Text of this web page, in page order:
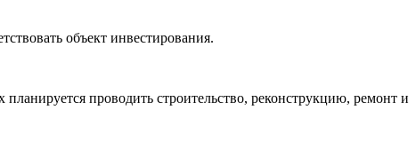
объект инвестирования.
проводить строительство, реконструкцию, ремонт и